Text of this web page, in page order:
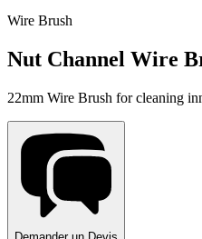
Wire Brush
Nut Channel Wire
22mm Wire Brush for cleaning